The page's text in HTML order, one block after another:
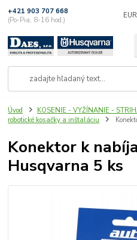
EUR
+421 903 707 668
(Po-Pia, 8-16 hod.)
Úvod KOSENIE - VYŽÍNANIE -
robotické kosačky a inštaláciu
Konektor k
Husqvarna 5 ks